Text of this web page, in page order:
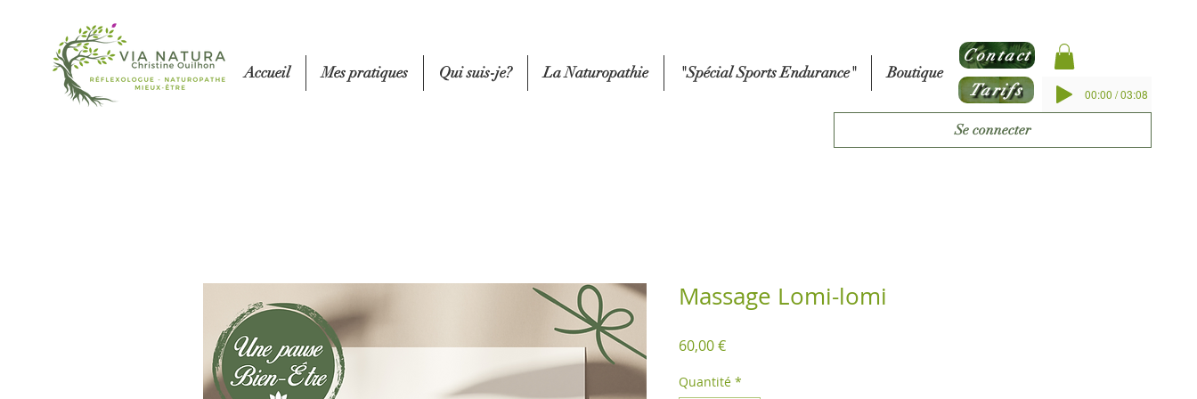
Accueil Mes pratiques Qui suis-je? La Naturopathie "Spécial Sports Endurance" Boutique
Contact
Tarifs
00:00 / 03:08
Se connecter
Massage Lomi-lomi
60,00 €Prix
Quantité *